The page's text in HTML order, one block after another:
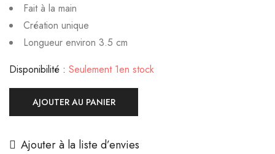
Fait à la main
Création unique
Longueur environ 3.5 cm
Disponibilité : Seulement 1en stock
AJOUTER AU PANIER
Ajouter à la liste d’envies